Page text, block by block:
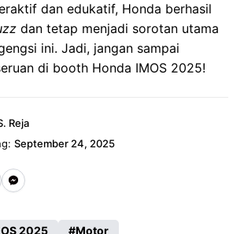
dan edukatif, Honda berhasil
dan tetap menjadi sorotan utama
ini. Jadi, jangan sampai
di booth Honda IMOS 2025!
Reja
September 24, 2025
M
2025 Motor